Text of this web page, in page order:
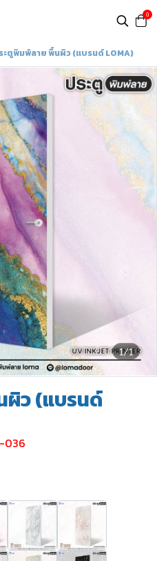
0
ะตูพิมพ์ลาย พื้นผิว (แบรนด์ LOMA)
1/1
ว (แบรนด์
036